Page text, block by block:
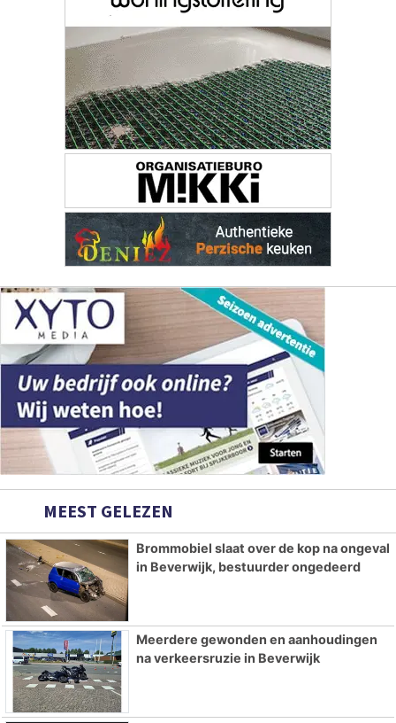
MEEST GELEZEN
Brommobiel slaat over de kop na ongeval
in Beverwijk, bestuurder ongedeerd
Meerdere gewonden en aanhoudingen
na verkeersruzie in Beverwijk